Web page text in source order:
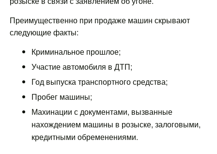
Преимущественно при продаже машин скрывают
следующие факты:
Криминальное прошлое;
Участие автомобиля в ДТП;
Год выпуска транспортного средства;
Пробег машины;
Махинации с документами, вызванные
нахождением машины в розыске, залоговыми,
кредитными обременениями.